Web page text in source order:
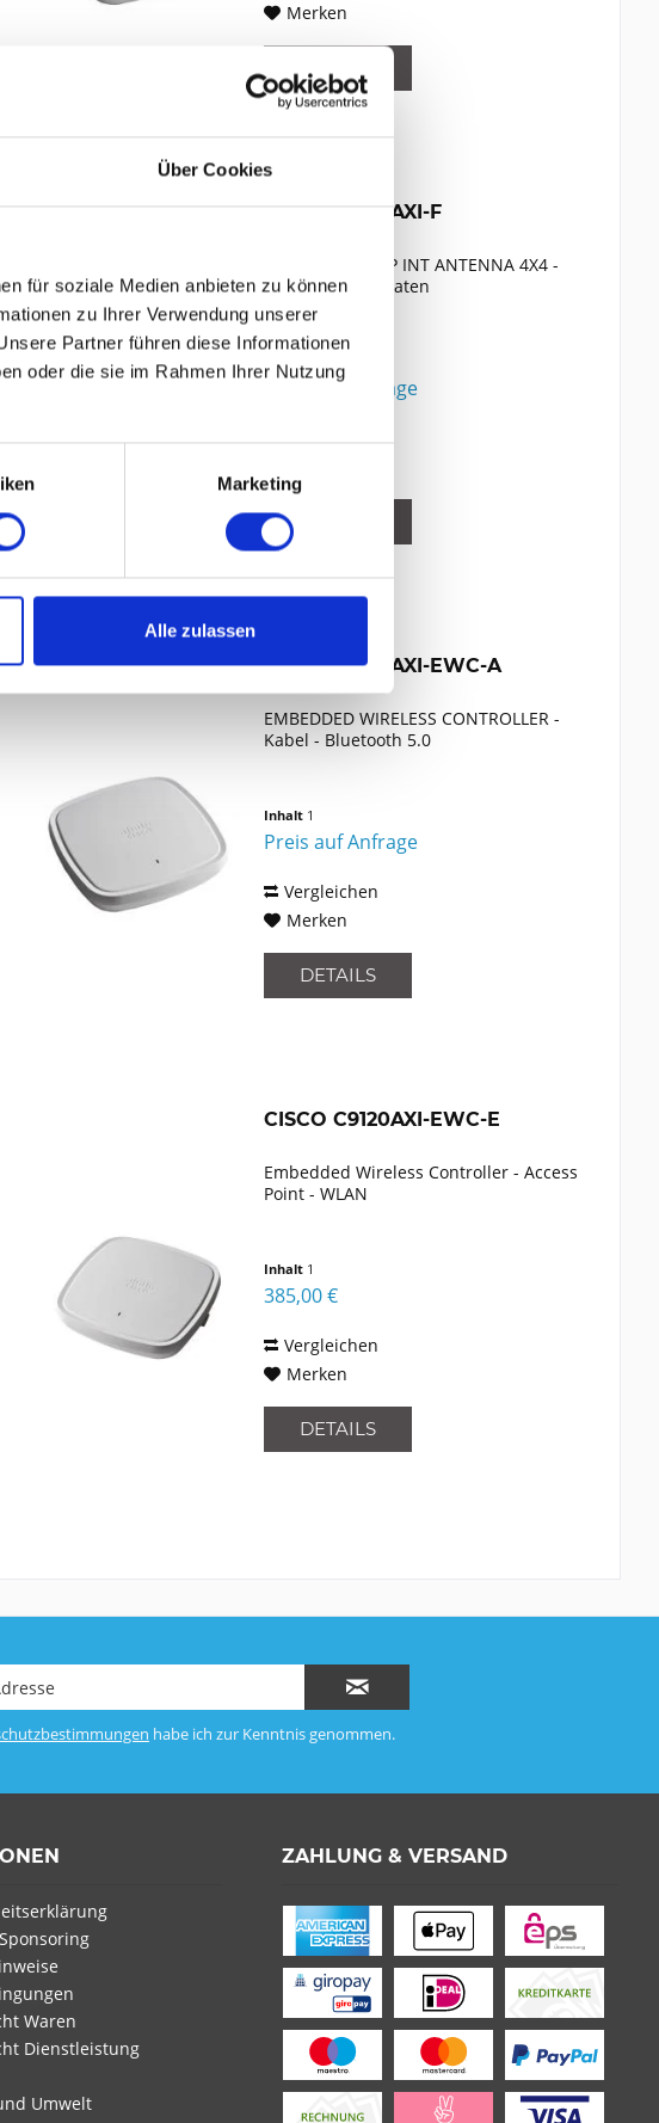
Über Cookies
für soziale Medien anbieten zu können
zu Ihrer Verwendung unserer
Partner führen diese Informationen
oder die sie im Rahmen Ihrer Nutzung
Marketing
Alle zulassen
Merken
DETAILS
CISCO C9120AXI-F
CAT 802.11AX AP INT ANTENNA 4X4 -
Kabel - Digital/Daten
Inhalt
Preis auf Anfrage
Vergleichen
CISCO C9120AXI-EWC-A
EMBEDDED WIRELESS CONTROLLER -
Kabel - Bluetooth 5.0
Inhalt 1
Preis auf Anfrage
Vergleichen
Merken
DETAILS
CISCO C9120AXI-EWC-E
Embedded Wireless Controller - Access
Point - WLAN
Inhalt 1
385,00 €
Vergleichen
Merken
DETAILS
habe ich zur Kenntnis genommen.
Waren
Dienstleistung
Umwelt
ZAHLUNG & VERSAND